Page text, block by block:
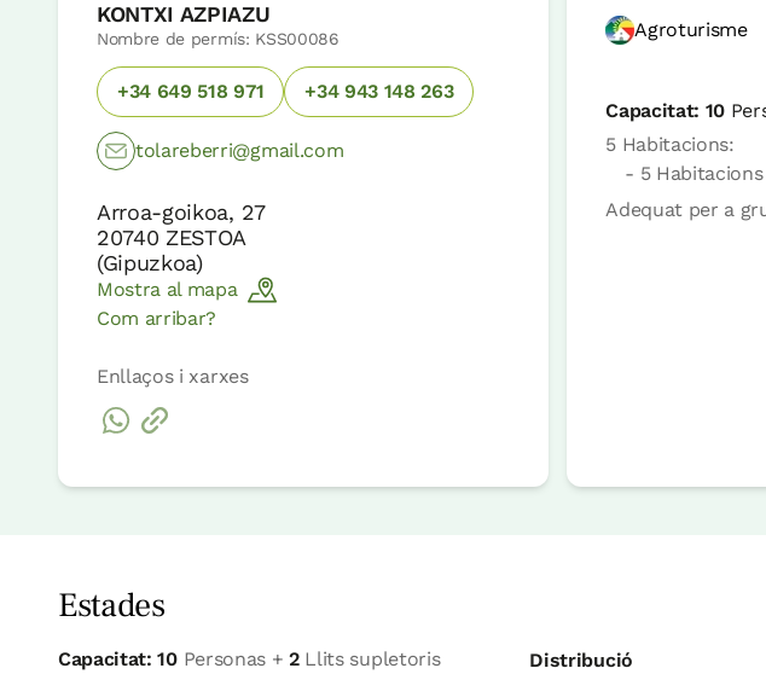
KONTXI AZPIAZU
Nombre de permís: KSS00086
+34 649 518 971 +34 943 148 263
tolareberri@gmail.com
Arroa-goikoa, 27
20740 ZESTOA
(Gipuzkoa)
Mostra al mapa
Com arribar?
Enllaços i xarxes
Agroturisme
Capacitat: 10
5 Habitacions:
- 5
Adequat per a
Estades
Capacitat: 10Personas +2Llits supletoris
Distribució